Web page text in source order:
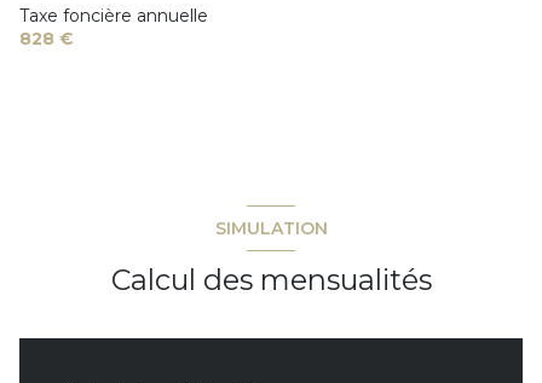
Taxe foncière annuelle
828 €
SIMULATION
Calcul des mensualités